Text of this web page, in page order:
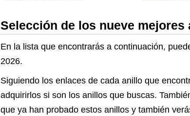
martillado con onda
Mantra Oro
Patrón
Selección de los nueve mejores
En la lista que encontrarás a continuación,
2026.
Siguiendo los enlaces de cada anillo que
adquirirlos si son los anillos que buscas.
que ya han probado estos anillos y también